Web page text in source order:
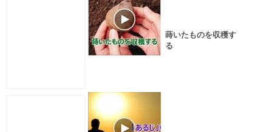
蒔いたものを収穫す
る